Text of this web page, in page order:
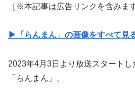
［※本記事は広告リンクを含みま
▶「らんまん」の画像をすべて見
2023年4月3日より放送スタート
「らんまん」。